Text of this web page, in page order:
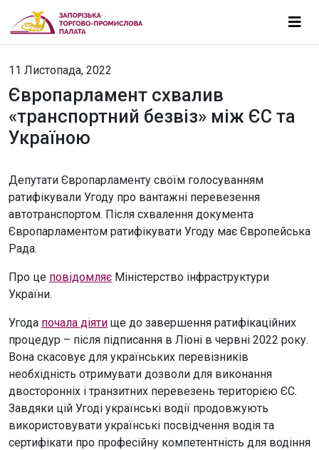
11 Листопада, 2022
Європарламент схвалив
«транспортний безвіз» між ЄС та
Україною
Депутати Європарламенту своїм голосуванням
ратифікували Угоду про вантажні перевезення
автотранспортом. Після схвалення документа
Європарламентом ратифікувати Угоду має Європейська
Рада.
Про це повідомляє Міністерство інфраструктури
України.
Угода почала діяти ще до завершення ратифікаційних
процедур – після підписання в Ліоні в червні 2022 року.
Вона скасовує для українських перевізників
необхідність отримувати дозволи для виконання
двосторонніх і транзитних перевезень територією ЄС.
Завдяки цій Угоді українські водії продовжують
використовувати українські посвідчення водія та
сертифікати про професійну компетентність для водіння